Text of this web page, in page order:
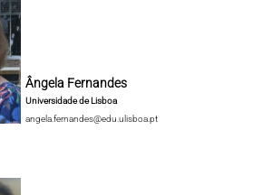
Ângela Fernandes
Universidade de Lisboa
angela.fernandes@edu.ulisboa.pt